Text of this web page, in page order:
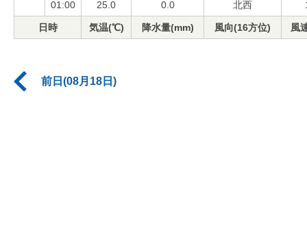
01:00 25.0 0.0 北西
日時 気温(℃) 降水量(mm) 風向(16方位) 風
前日(08月18日)